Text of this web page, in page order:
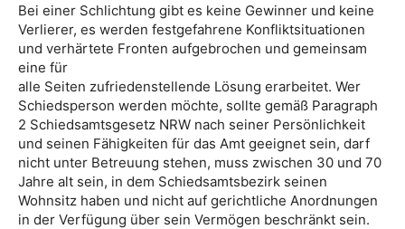
Bei einer Schlichtung gibt es keine Gewinner und keine
Verlierer, es werden festgefahrene Konfliktsituationen
und verhärtete Fronten aufgebrochen und gemeinsam
eine für
alle Seiten zufriedenstellende Lösung erarbeitet. Wer
Schiedsperson werden möchte, sollte gemäß Paragraph
2 Schiedsamtsgesetz NRW nach seiner Persönlichkeit
und seinen Fähigkeiten für das Amt geeignet sein, darf
nicht unter Betreuung stehen, muss zwischen 30 und 70
Jahre alt sein, in dem Schiedsamtsbezirk seinen
Wohnsitz haben und nicht auf gerichtliche Anordnungen
in der Verfügung über sein Vermögen beschränkt sein.